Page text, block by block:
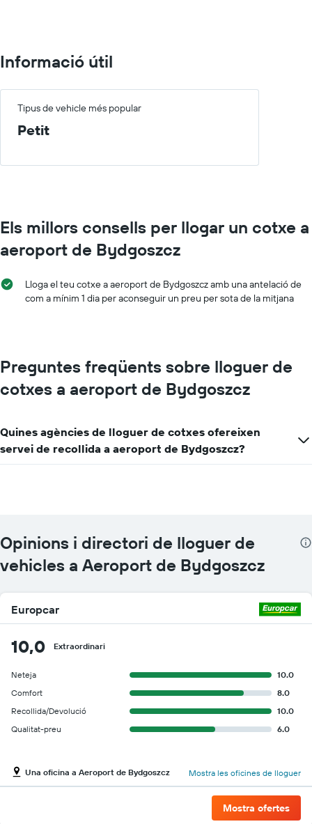
Informació útil
Tipus de vehicle més popular
Petit
Els millors consells per llogar un cotxe a
aeroport de Bydgoszcz
Lloga el teu cotxe a aeroport de Bydgoszcz amb una antelació de
com a mínim 1 dia per aconseguir un preu per sota de la mitjana
Preguntes freqüents sobre lloguer de
cotxes a aeroport de Bydgoszcz
Quines agències de lloguer de cotxes ofereixen
servei de recollida a aeroport de Bydgoszcz?
Opinions i directori de lloguer de
vehicles a Aeroport de Bydgoszcz
Europcar
10,0 Extraordinari
Neteja
10.0
Comfort
8.0
Recollida/Devolució
10.0
Qualitat-preu
6.0
Una oficina a Aeroport de Bydgoszcz Mostra les oficines de lloguer
Mostra ofertes